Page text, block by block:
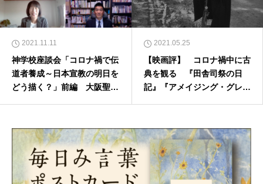
2021.11.11
神学校座談会「コロナ禍で伝
道者養成～日本宣教の明日を
どう描く？」前編 大阪聖書
2021.05.25
【映画評】 コロナ禍中に古
典を観る 『田舎司祭の日
記』『アメイジング・グレイ
ド傑作選２」「カトリーヌ・
スパーク特集上映」